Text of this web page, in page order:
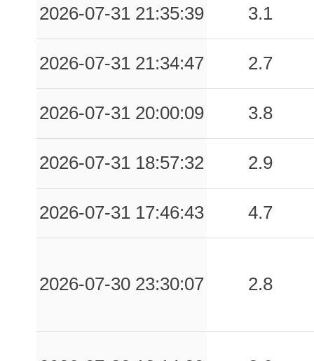
2026-07-31 21:35:39 3.1
2026-07-31 21:34:47 2.7
2026-07-31 20:00:09 3.8
2026-07-31 18:57:32 2.9
2026-07-31 17:46:43 4.7
2026-07-30 23:30:07 2.8